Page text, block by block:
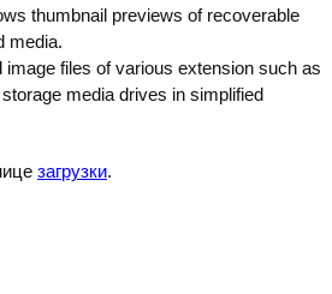
thumbnail previews of recoverable
media.
files of various extension such as
media drives in simplified
загрузки.